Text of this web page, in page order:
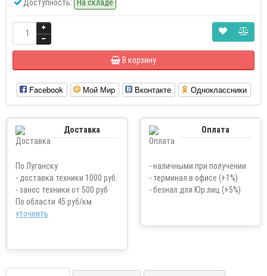
Доступность: На складе
В корзину
Facebook Мой Мир Вконтакте Одноклассники
Доставка
По Луганску
- доставка техники 1000 руб.
- занос техники от 500 руб
По области 45 руб/км
уточнить
Оплата
- наличными при получении
- терминал в офисе (+1%)
- безнал для Юр.лиц (+5%)